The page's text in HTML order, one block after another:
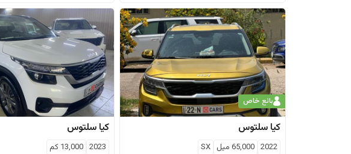
بائع خاص
كيا سلتوس
2022
65,000 ميل SX
كيا سلتوس
2023
13,000 كم